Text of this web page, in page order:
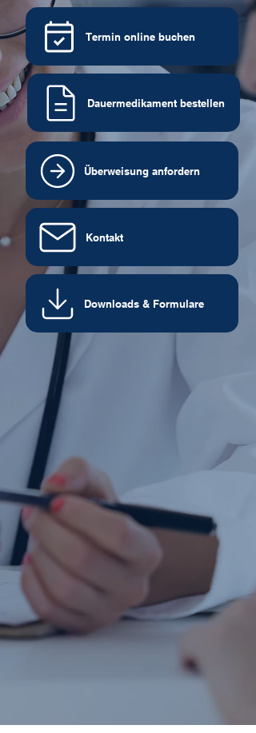
Termin online buchen
Dauermedikament bestellen
Überweisung anfordern
Kontakt
Downloads & Formulare